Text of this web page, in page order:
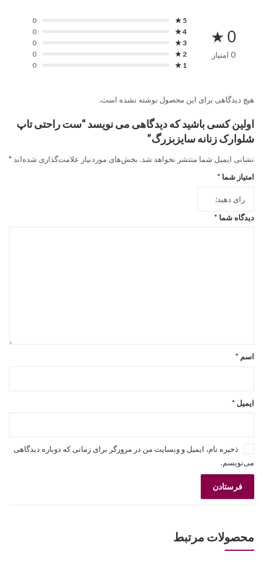
0 ★
0 امتیاز
5 ★
0
4 ★
0
3 ★
0
2 ★
0
1 ★
0
هیچ دیدگاهی برای این محصول نوشته نشده است.
اولین کسی باشید که دیدگاهی می نویسد “ست راحتی تاپ
شلوارک زنانه سایزبزرگ”
نشانی ایمیل شما منتشر نخواهد شد. بخش‌های موردنیاز علامت‌گذاری شده‌اند*
امتیاز شما *
دیدگاه شما *
اسم *
ایمیل *
ذخیره نام، ایمیل و وبسایت من در مرورگر برای زمانی که دوباره دیدگاهی
می‌نویسم.
محصولات مرتبط